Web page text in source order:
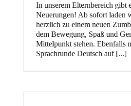
Kinder
In unserem Elternbereich gibt
Neuerungen! Ab sofort laden
herzlich zu einem neuen
dem Bewegung, Spaß und
Mittelpunkt stehen. Ebenfalls
Sprachrunde Deutsch auf [...]